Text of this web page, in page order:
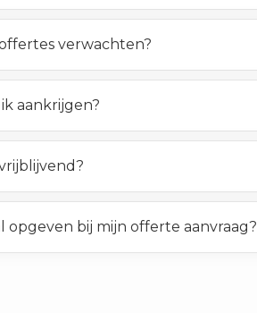
verwachten?
aankrijgen?
opgeven bij mijn offerte aanvraag?